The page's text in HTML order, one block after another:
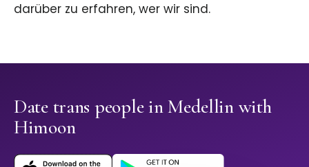
darüber zu erfahren, wer wir sind.
Date trans people in Medellin with
Himoon